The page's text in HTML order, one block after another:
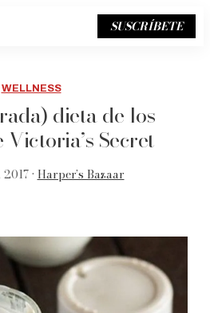
SUSCRÍBETE
WELLNESS
dieta de los
Victoria’s Secret
• Harper’s Bazaar